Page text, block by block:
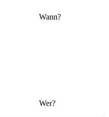
Wann?
Wer?